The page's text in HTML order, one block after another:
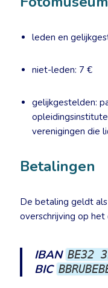
leden en
niet-leden: 7 €
gelijkgestelden:
verenigingen die
Betalingen
De betaling geldt
overschrijving op het
IBAN BE32
BIC